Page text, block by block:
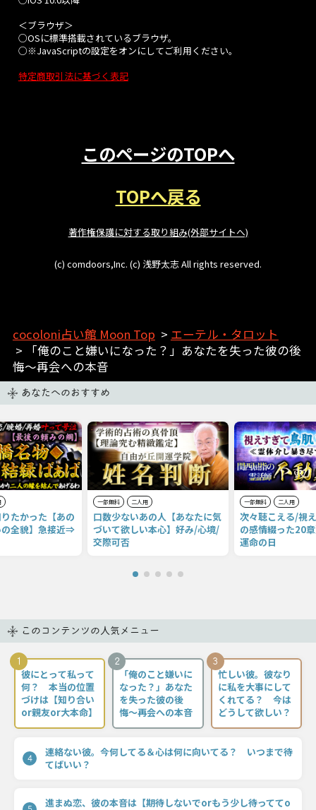
＜ブラウザ＞
○OSに標準搭載されているブラウザ。
○※JavaScriptの設定をオンにしてご利用ください。
特定商取引法に基づく表記
このページのTOPへ
TOPへ戻る
著作権保護に対する取り組み(外部サイトへ)
(c) comdoors,Inc. (c) 浅野太志 All rights reserved.
cocoloni占い館 Moon Top > エーテル・タロット
> 「俺のこと嫌いになった？」あなたを失った彼の後
悔～再会への本音
あなたへのおすすめ
たかった【あの
全貌】急接近⇒
一部無料 二人用
口数少ないあの人【あなたに気
づいて欲しい本心】好み/心境/
交際可否
一部無料 二人用
次々聴こえる/視
の感情綴った20
運命の日
このコンテンツの人気メニュー
1
彼にとって私って
何？ 本当の位置
づけは【知り合い
or親友or大本命】
2
「俺のこと嫌いに
なった？」あなた
を失った彼の後
悔〜再会への本音
3
忙しい彼。彼なり
に私を大事にして
くれてる？ 今は
どうして欲しい？
4
連絡ない彼。今何してる＆心は何に向いてる？ いつまで待
てばいい？
進まぬ恋、彼の本音は【期待しないでorもう少し待っててo